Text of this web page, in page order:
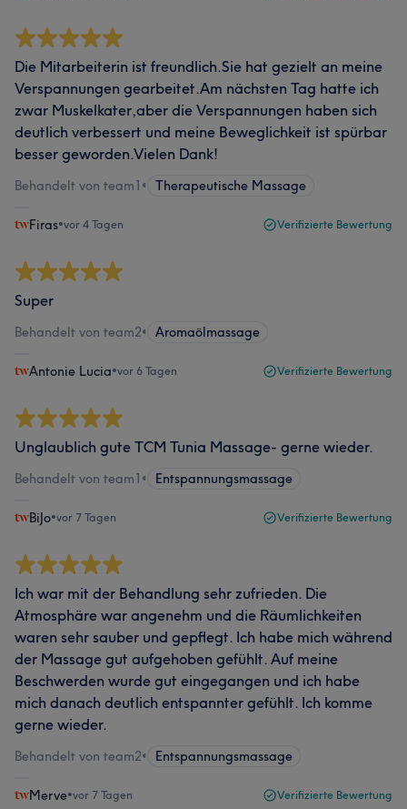
Die Mitarbeiterin ist freundlich.Sie hat gezielt an meine
Verspannungen gearbeitet.Am nächsten Tag hatte ich
zwar Muskelkater,aber die Verspannungen haben sich
deutlich verbessert und meine Beweglichkeit ist spürbar
besser geworden.Vielen Dank!
Behandelt von team1 • Therapeutische Massage
Firas•vor 4 Tagen Verifizierte Bewertung
Super
Behandelt von team2• Aromaölmassage
Antonie Lucia•vor 6 Tagen Verifizierte Bewertung
Unglaublich gute TCM Tunia Massage- gerne wieder.
Behandelt von team1 • Entspannungsmassage
BiJo•vor 7 Tagen Verifizierte Bewertung
Ich war mit der Behandlung sehr zufrieden. Die
Atmosphäre war angenehm und die Räumlichkeiten
waren sehr sauber und gepflegt. Ich habe mich während
der Massage gut aufgehoben gefühlt. Auf meine
Beschwerden wurde gut eingegangen und ich habe
mich danach deutlich entspannter gefühlt. Ich komme
gerne wieder.
Behandelt von team2• Entspannungsmassage
Merve•vor 7 Tagen Verifizierte Bewertung